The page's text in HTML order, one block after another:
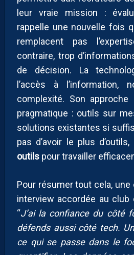
leur vraie mission :
rappelle une nouvelle fois
remplacent pas
contraire, trop
de décision. La
l’accès à l’information,
complexité. Son approche
pragmatique : outils sur
solutions existantes si
pas d’avoir le plus
outils pour travailler
Pour résumer tout cela, une
interview accordée au club
“J’ai la confiance du côté
défends aussi côté tech.
ce qui se passe dans le